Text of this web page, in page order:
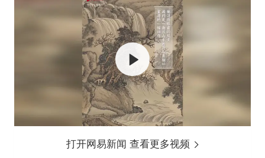
打开网易新闻 查看更多视频